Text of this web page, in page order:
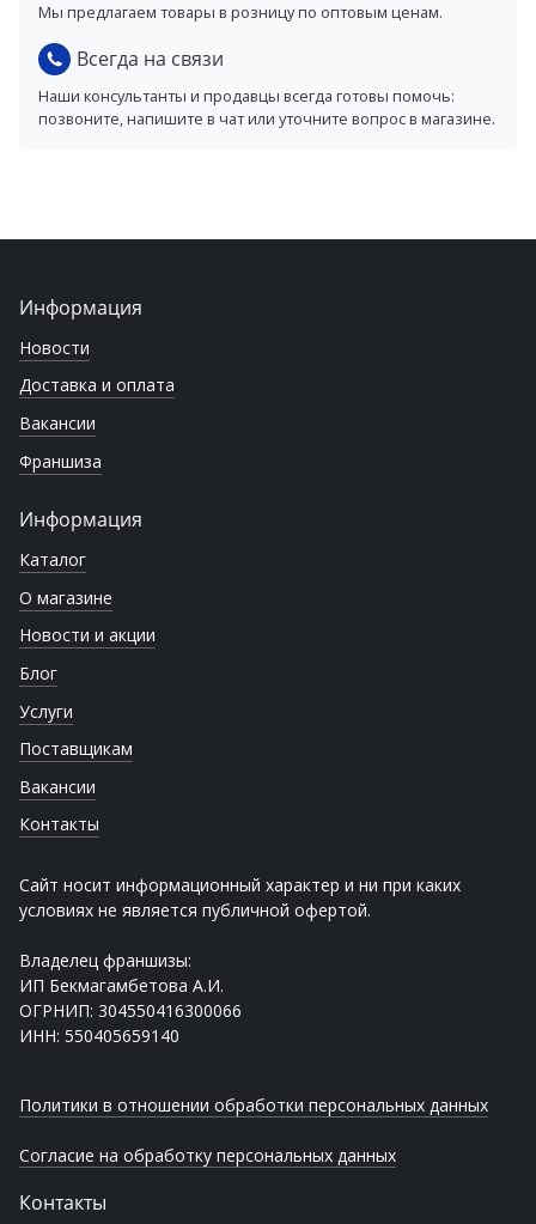
Мы предлагаем товары в розницу по оптовым ценам.
Всегда на связи
Наши консультанты и продавцы всегда готовы помочь:
позвоните, напишите в чат или уточните вопрос в магазине.
Информация
Новости
Доставка и оплата
Вакансии
Франшиза
Информация
Каталог
О магазине
Новости и акции
Блог
Услуги
Поставщикам
Вакансии
Контакты
Сайт носит информационный характер и ни при каких
условиях не является публичной офертой.
Владелец франшизы:
ИП Бекмагамбетова А.И.
ОГРНИП: 304550416300066
ИНН: 550405659140
Политики в отношении обработки персональных данных
Согласие на обработку персональных данных
Контакты